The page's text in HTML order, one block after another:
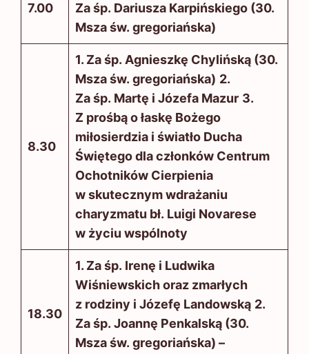
7.00
Za śp. Dariusza Karpińskiego (30.
Msza św. gregoriańska)
8.30
1. Za śp. Agnieszkę Chylińską (30.
Msza św. gregoriańska) 2.
Za śp. Martę i Józefa Mazur 3.
Z prośbą o łaskę Bożego
miłosierdzia i światło Ducha
Świętego dla członków Centrum
Ochotników Cierpienia
w skutecznym wdrażaniu
charyzmatu bł. Luigi Novarese
w życiu wspólnoty
18.30
1. Za śp. Irenę i Ludwika
Wiśniewskich oraz zmarłych
z rodziny i Józefę Landowską 2.
Za śp. Joannę Penkalską (30.
Msza św. gregoriańska) –